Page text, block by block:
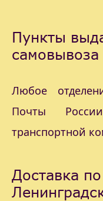
Пункты
Любое
Почты
транспортной
Доставка